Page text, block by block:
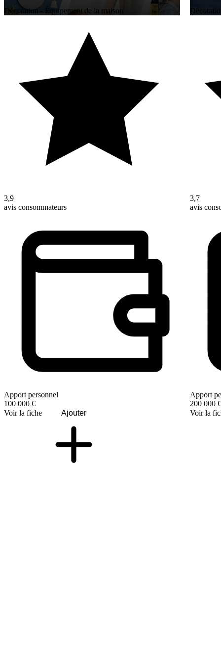
Décoration - Équipement de la maison
3,9
avis consommateurs
Apport personnel
100 000 €
Voir la fiche
Ajouter
3,7
avis
Apport
200 000 €
Voir la